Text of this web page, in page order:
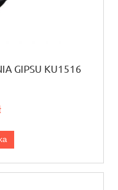
GIPSU KU1516